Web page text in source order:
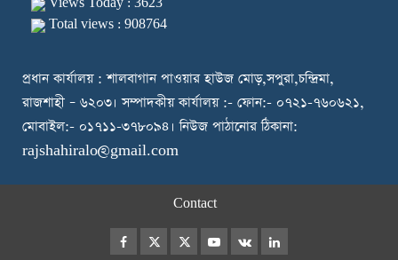
Total views : 908764
প্রধান কার্যালয় : শালবাগান পাওয়ার হাউজ মোড়,সপুরা,চন্দ্রিমা,
রাজশাহী – ৬২০৩। সম্পাদকীয় কার্যালয় :- ফোন:- ০৭২১-৭৬০৬২১,
মোবাইল:- ০১৭১১-৩৭৮০৯৪। নিউজ পাঠানোর ঠিকানা:
rajshahiralo@gmail.com
Contact
Facebook
TwitterInstagram
Youtube
VK LinkedIn